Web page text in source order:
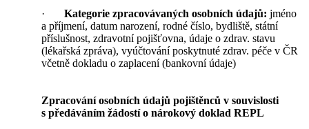
· Kategorie zpracovávaných osobních údajů: jméno
a příjmení, datum narození, rodné číslo, bydliště, státní
příslušnost, zdravotní pojišťovna, údaje o zdrav. stavu
(lékařská zpráva), vyúčtování poskytnuté zdrav. péče v ČR
včetně dokladu o zaplacení (bankovní údaje)
Zpracování osobních údajů pojištěnců v souvislosti
s předáváním žádostí o nárokový doklad REPL